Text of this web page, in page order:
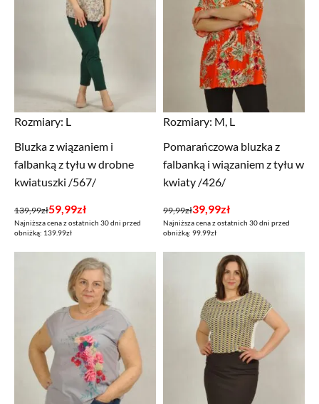
Rozmiary: L
Bluzka z wiązaniem i
falbanką z tyłu w drobne
kwiatuszki /567/
139,99zł
Pierwotna
cena
59,99zł
Aktualna
cena
Najniższa cena z ostatnich 30 dni przed
obniżką: 139.99zł
Rozmiary: M, L
Pomarańczowa bluzka z
falbanką i wiązaniem z tyłu w
kwiaty /426/
99,99zł
Pierwotna
cena
39,99zł
Aktualna
cena
Najniższa cena z ostatnich 30 dni przed
obniżką: 99.99zł